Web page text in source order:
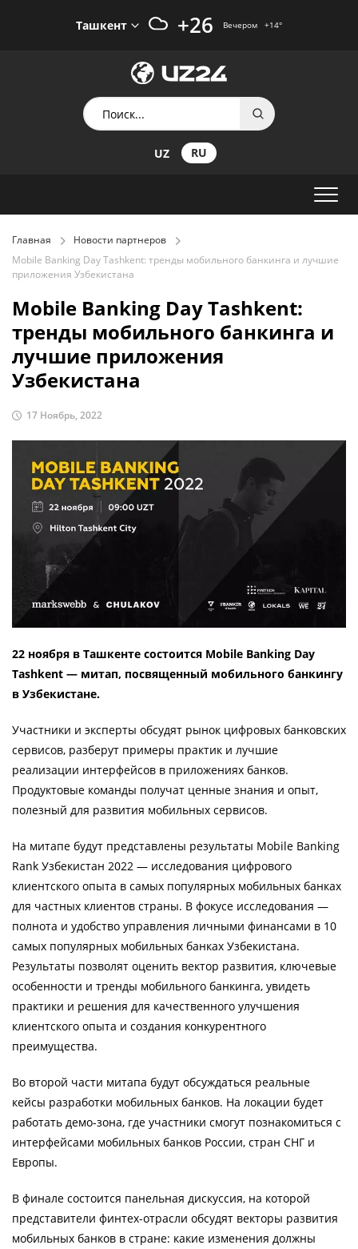
Ташкент +26 Вечером +14°
UZ RU
Главная
Новости партнеров
Mobile Bаnking Day Tashkent: тренды мобильного банкинга и лучшие
приложения Узбекистана
Mobile Bаnking Day Tashkent:
тренды мобильного банкинга и
лучшие приложения
Узбекистана
17 Ноябрь, 2022
22 ноября в Ташкенте состоится Mobile Banking Day
Tashkent — митап, посвященный мобильного банкингу
в Узбекистане.
Участники и эксперты обсудят рынок цифровых банковских
сервисов, разберут примеры практик и лучшие
реализации интерфейсов в приложениях банков.
Продуктовые команды получат ценные знания и опыт,
полезный для развития мобильных сервисов.
На митапе будут представлены результаты Mobile Banking
Rank Узбекистан 2022 — исследования цифрового
клиентского опыта в самых популярных мобильных банках
для частных клиентов страны. В фокусе исследования —
полнота и удобство управления личными финансами в 10
самых популярных мобильных банках Узбекистана.
Результаты позволят оценить вектор развития, ключевые
особенности и тренды мобильного банкинга, увидеть
практики и решения для качественного улучшения
клиентского опыта и создания конкурентного
преимущества.
Во второй чаcти митапа будут обсуждаться реальные
кейсы разработки мобильных банков. На локации будет
работать демо-зона, где участники смогут познакомиться с
интерфейсами мобильных банков России, стран СНГ и
Европы.
В финале состоится панельная дискуссия, на которой
представители финтех-отрасли обсудят векторы развития
мобильных банков в стране: какие изменения должны